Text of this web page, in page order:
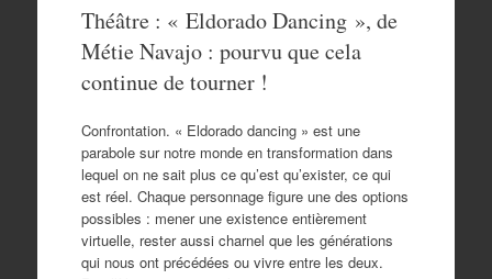
Théâtre : « Eldorado Dancing », de
Métie Navajo : pourvu que cela
continue de tourner !
Confrontation. « Eldorado dancing » est une
parabole sur notre monde en transformation dans
lequel on ne sait plus ce qu’est qu’exister, ce qui
est réel. Chaque personnage figure une des options
possibles : mener une existence entièrement
virtuelle, rester aussi charnel que les générations
qui nous ont précédées ou vivre entre les deux.